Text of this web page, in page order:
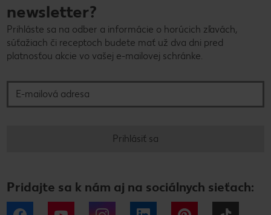
newsletter?
Prihláste sa na odber a informácie o horúcich zľavách,
súťažiach či receptoch budete mať už dva dni pred
platnosťou akcie vo vašej e-mailovej schránke.
Prihlásiť sa
Pridajte sa k nám aj na sociálnych sieťach: